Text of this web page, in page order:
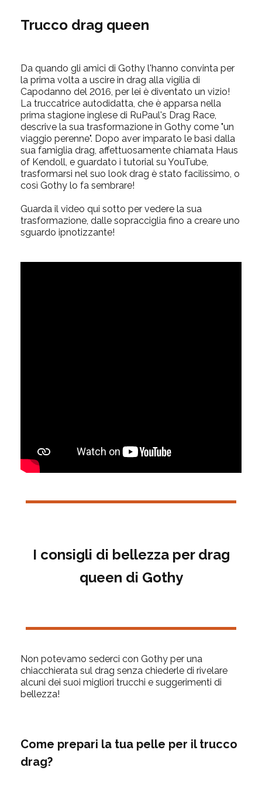
Trucco drag queen
Da quando gli amici di Gothy l'hanno convinta per
la prima volta a uscire in drag alla vigilia di
Capodanno del 2016, per lei è diventato un vizio!
La truccatrice autodidatta, che è apparsa nella
prima stagione inglese di RuPaul's Drag Race,
descrive la sua trasformazione in Gothy come "un
viaggio perenne". Dopo aver imparato le basi dalla
sua famiglia drag, affettuosamente chiamata Haus
of Kendoll, e guardato i tutorial su YouTube,
trasformarsi nel suo look drag è stato facilissimo, o
così Gothy lo fa sembrare!
Guarda il video qui sotto per vedere la sua
trasformazione, dalle sopracciglia fino a creare uno
sguardo ipnotizzante!
I consigli di bellezza per drag
queen di Gothy
Non potevamo sederci con Gothy per una
chiacchierata sul drag senza chiederle di rivelare
alcuni dei suoi migliori trucchi e suggerimenti di
bellezza!
Come prepari la tua pelle per il trucco
drag?